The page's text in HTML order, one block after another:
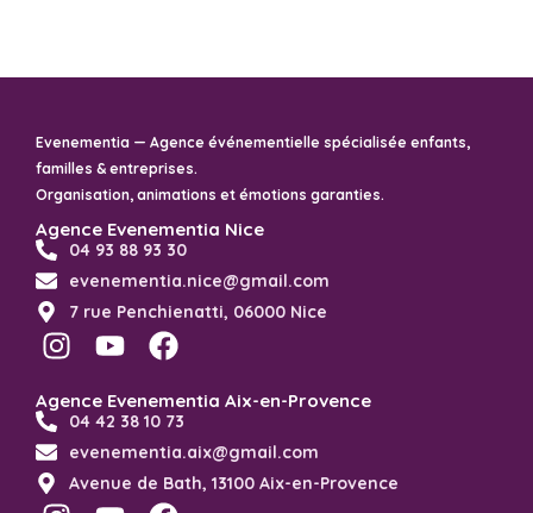
Evenementia — Agence événementielle spécialisée enfants,
familles & entreprises.
Organisation, animations et émotions garanties.
Agence Evenementia Nice
04 93 88 93 30
evenementia.nice@gmail.com
7 rue Penchienatti, 06000 Nice
Agence Evenementia Aix-en-Provence
04 42 38 10 73
evenementia.aix@gmail.com
Avenue de Bath, 13100 Aix-en-Provence